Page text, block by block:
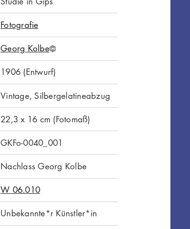
Fotografie
Georg KolbeG
N
D
1906 (Entwurf)
Vintage, Silbergelatineabzug
22,3 x 16 cm (Fotomaß)
GKFo-0040_001
Nachlass Georg Kolbe
W 06.010
Unbekannte*r Künstler*in